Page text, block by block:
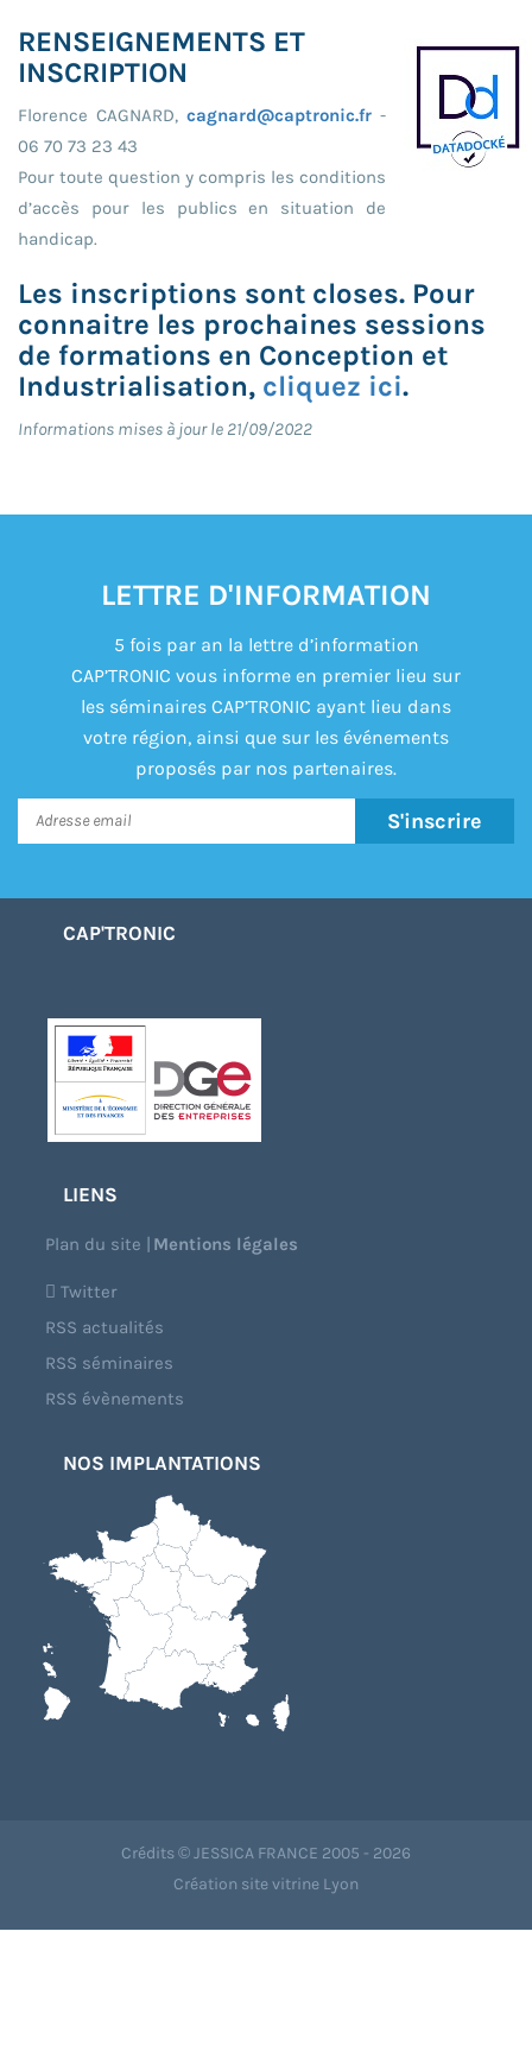
RENSEIGNEMENTS ET
INSCRIPTION
Florence CAGNARD, cagnard@captronic.fr -
06 70 73 23 43
Pour toute question y compris les conditions
d’accès pour les publics en situation de
handicap.
Les inscriptions sont closes. Pour
connaitre les prochaines sessions
de formations en Conception et
Industrialisation, cliquez ici.
Informations mises à jour le 21/09/2022
LETTRE D'INFORMATION
5 fois par an la lettre d’information
CAP’TRONIC vous informe en premier lieu sur
les séminaires CAP’TRONIC ayant lieu dans
votre région, ainsi que sur les événements
proposés par nos partenaires.
S'inscrire
CAP'TRONIC
LIENS
Plan du site |Mentions légales
Twitter
RSS actualités
RSS séminaires
RSS évènements
NOS IMPLANTATIONS
Crédits © JESSICA FRANCE 2005 - 2026
Création site vitrine Lyon